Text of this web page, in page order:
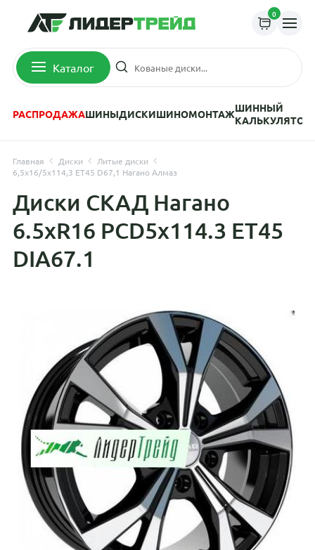
0
Каталог
РАСПРОДАЖАШИНЫДИСКИШИНОМОНТАЖШИННЫЙ
КАЛЬКУЛЯТОР
Главная Диски
Литые диски
6,5x16/5x114,3 ET45 D67,1 Нагано Алмаз
Диски СКАД Нагано
6.5xR16 PCD5x114.3 ET45
DIA67.1